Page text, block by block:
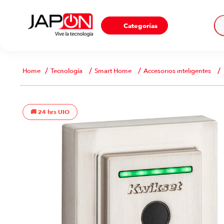
Categorías
Tecnología Smart Home Accesorios inteligentes
24 hrs UIO